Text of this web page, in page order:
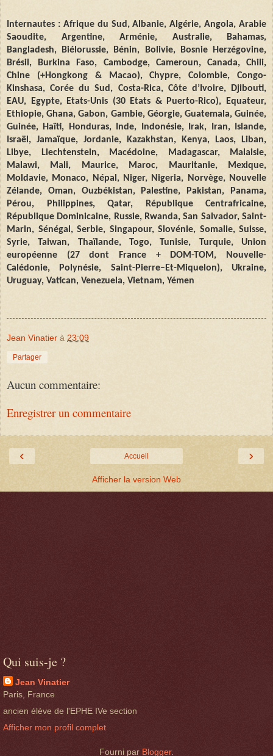
Internautes : Afrique du Sud, Albanie, Algérie, Angola, Arabie
Saoudite, Argentine, Arménie, Australie, Bahamas,
Bangladesh, Biélorussie, Bénin, Bolivie, Bosnie Herzégovine,
Brésil, Burkina Faso, Cambodge, Cameroun, Canada, Chili,
Chine (+Hongkong & Macao), Chypre, Colombie, Congo-
Kinshasa, Corée du Sud, Costa-Rica, Côte d’Ivoire, Djibouti,
EAU, Egypte, Etats-Unis (30 Etats & Puerto-Rico), Equateur,
Ethiopie, Ghana, Gabon, Gambie, Géorgie, Guatemala, Guinée,
Guinée, Haïti, Honduras, Inde, Indonésie, Irak, Iran, Islande,
Israël, Jamaïque, Jordanie, Kazakhstan, Kenya, Laos, Liban,
Libye, Liechtenstein, Macédoine, Madagascar, Malaisie,
Malawi, Mali, Maurice, Maroc, Mauritanie, Mexique,
Moldavie, Monaco, Népal, Niger, Nigeria, Norvège, Nouvelle
Zélande, Oman, Ouzbékistan, Palestine, Pakistan, Panama,
Pérou, Philippines, Qatar, République Centrafricaine,
République Dominicaine, Russie, Rwanda, San Salvador, Saint-
Marin, Sénégal, Serbie, Singapour, Slovénie, Somalie, Suisse,
Syrie, Taiwan, Thaïlande, Togo, Tunisie, Turquie, Union
européenne (27 dont France + DOM-TOM, Nouvelle-
Calédonie, Polynésie, Saint-Pierre–Et-Miquelon), Ukraine,
Uruguay, Vatican, Venezuela, Vietnam, Yémen
Jean Vinatier à 23:09
Partager
Aucun commentaire:
Enregistrer un commentaire
‹ ›
Accueil
Afficher la version Web
Qui suis-je ?
Jean Vinatier
Paris, France
ancien élève de l'EPHE IVe section
Afficher mon profil complet
Fourni par Blogger.